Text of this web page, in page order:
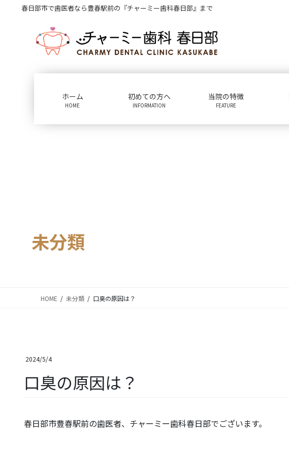
春日部市で歯医者なら豊春駅前の『チャーミー歯科春日部』まで
ホーム
HOME
初めての方へ
INFORMATION
当院の特徴
FEATURE
未分類
HOME 未分類 口臭の原因は？
2024/5/4
口臭の原因は？
春日部市豊春駅前の歯医者、チャーミー歯科春日部でございます。